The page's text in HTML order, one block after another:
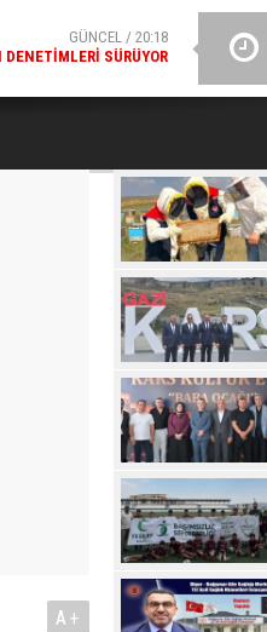
GÜNCEL / 20:17
OKAY MEMIŞ,
ESENYURT
A+